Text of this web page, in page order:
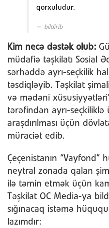
qorxuludur.
bildirib
Kim necə dəstək olub:
müdafiə təşkilatı Sosial
sərhəddə ayrı-seçkilik
təsdiqləyib. Təşkilat
və mədəni
tərəfindən ayrı-seçkiliklə
araşdırılması üçün
müraciət edib.
Çeçenistanın “Vayfond”
neytral zonada qalan
ilə təmin etmək üçün
Təşkilat OC Media-ya
sığınacaq istəmə
lazımdır: